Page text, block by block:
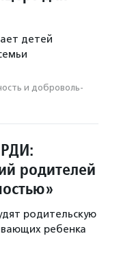
детей
и доброволь­
родителей
родительскую
ребенка